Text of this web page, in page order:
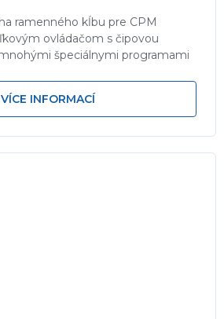
ramenného kĺbu pre CPM
ovládačom s čipovou
špeciálnymi programami
VÍCE INFORMACÍ